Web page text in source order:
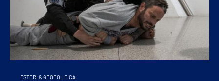
ESTERI & GEOPOLITICA